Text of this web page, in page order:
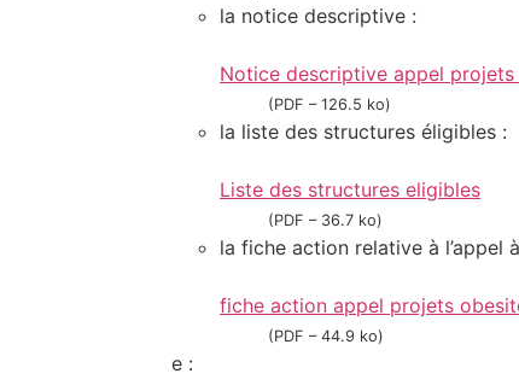
la notice descriptive :
Notice descriptive appel
(PDF – 126.5 ko)
la liste des structures éligibles :
Liste des structures eligibles
(PDF – 36.7 ko)
la fiche action relative à l’appel
fiche action appel projets
(PDF – 44.9 ko)
e :